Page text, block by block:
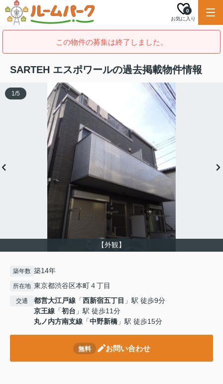
お気に入り
0
この物件の募集は終了しました。
SARTEH エスポワールの過去掲載物件情報
【外観】
1/5
築年数 築14年
所在地 東京都渋谷区本町４丁目
交通 都営大江戸線 「西新宿五丁目 」駅 徒歩9分
京王線 「初台 」駅 徒歩11分
丸ノ内方南支線 「中野新橋 」駅 徒歩15分
無料 お問い合わせ